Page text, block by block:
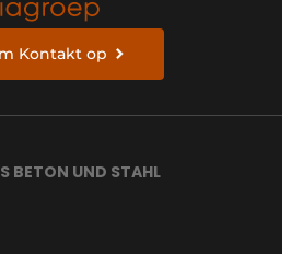
Kontakt op
BETON UND STAHL